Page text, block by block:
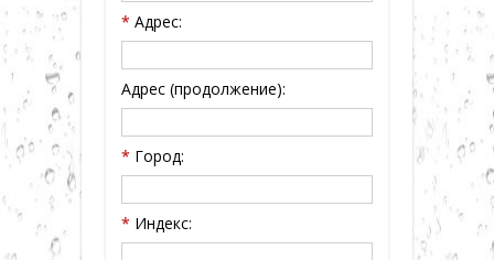
* Адрес:
Адрес (продолжение):
* Город:
* Индекс: